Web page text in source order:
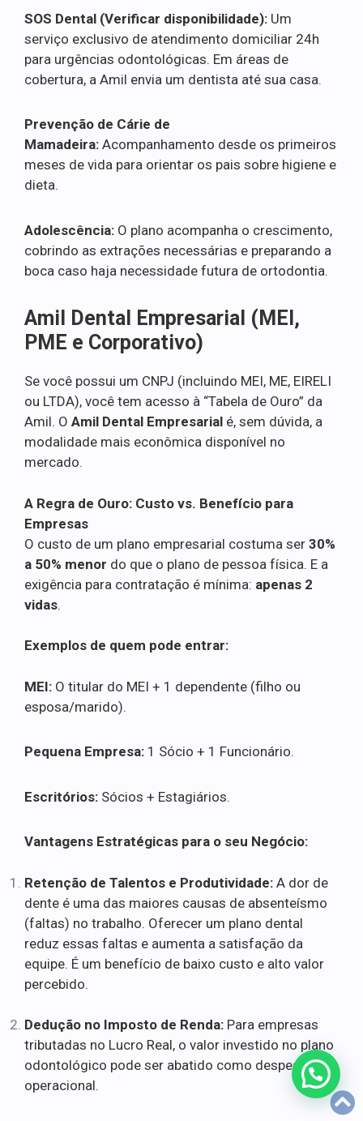
SOS Dental (Verificar disponibilidade): Um
serviço exclusivo de atendimento domiciliar 24h
para urgências odontológicas. Em áreas de
cobertura, a Amil envia um dentista até sua casa.
Prevenção de Cárie de
Mamadeira: Acompanhamento desde os primeiros
meses de vida para orientar os pais sobre higiene e
dieta.
Adolescência: O plano acompanha o crescimento,
cobrindo as extrações necessárias e preparando a
boca caso haja necessidade futura de ortodontia.
Amil Dental Empresarial (MEI,
PME e Corporativo)
Se você possui um CNPJ (incluindo MEI, ME, EIRELI
ou LTDA), você tem acesso à “Tabela de Ouro” da
Amil. O Amil Dental Empresarial é, sem dúvida, a
modalidade mais econômica disponível no
mercado.
A Regra de Ouro: Custo vs. Benefício para
Empresas
O custo de um plano empresarial costuma ser 30%
a 50% menor do que o plano de pessoa física. E a
exigência para contratação é mínima: apenas 2
vidas.
Exemplos de quem pode entrar:
MEI: O titular do MEI + 1 dependente (filho ou
esposa/marido).
Pequena Empresa: 1 Sócio + 1 Funcionário.
Escritórios: Sócios + Estagiários.
Vantagens Estratégicas para o seu Negócio:
Retenção de Talentos e Produtividade: A dor de
dente é uma das maiores causas de absenteísmo
(faltas) no trabalho. Oferecer um plano dental
reduz essas faltas e aumenta a satisfação da
equipe. É um benefício de baixo custo e alto valor
percebido.
Dedução no Imposto de Renda: Para empresas
tributadas no Lucro Real, o valor investido no plano
odontológico pode ser abatido como despesa
operacional.